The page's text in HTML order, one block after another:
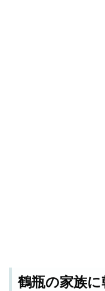
鶴瓶の家族に